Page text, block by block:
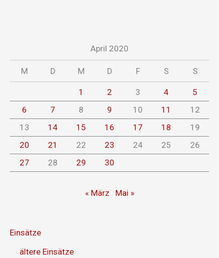
April 2020
M D M D F S S
1 2 3 4
5
6
7 8 9 10 11
12
13
14 15 16 17 18
19
20
21 22 23 24 25
26
27
28 29 30
« März Mai »
Einsätze
ältere Einsätze